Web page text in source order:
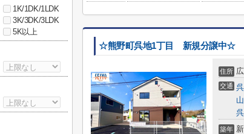
☆熊野町呉地1丁目 新規分譲中☆
住所
交通
築年
1K/1DK/1LDK
3K/3DK/3LDK
5K以上